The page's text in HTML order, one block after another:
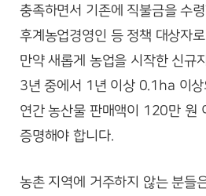
충족하면서 기존에 직불금을 수
후계농업경영인 등 정책 대상자
만약 새롭게 농업을 시작한 신규
3년 중에서 1년 이상 0.1ha 이상
연간 농산물 판매액이 120만 원
증명해야 합니다.
농촌 지역에 거주하지 않는 분들